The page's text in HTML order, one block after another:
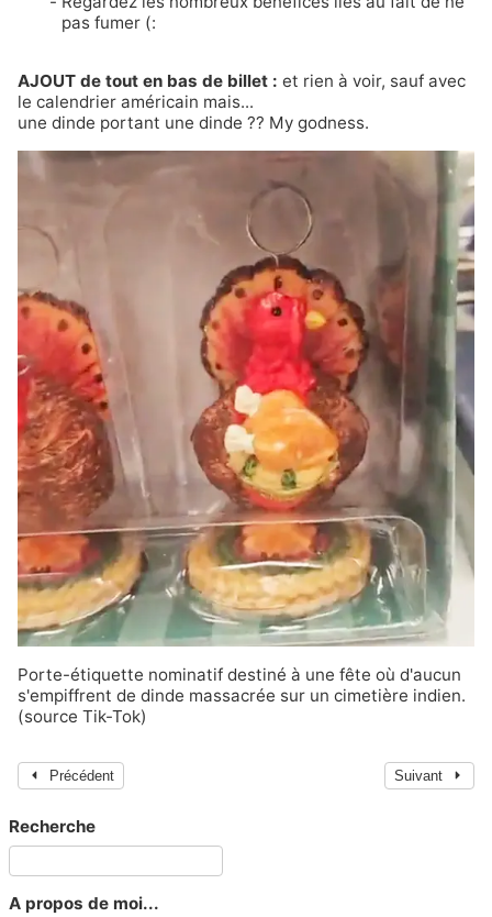
pas fumer (:
AJOUT de tout en bas de billet : et rien à voir, sauf avec
le calendrier américain mais...
une dinde portant une dinde ?? My godness.
Porte-étiquette nominatif destiné à une fête où d'aucun
s'empiffrent de dinde massacrée sur un cimetière indien.
(source Tik-Tok)
Précédent Suivant
Recherche
A propos de moi...